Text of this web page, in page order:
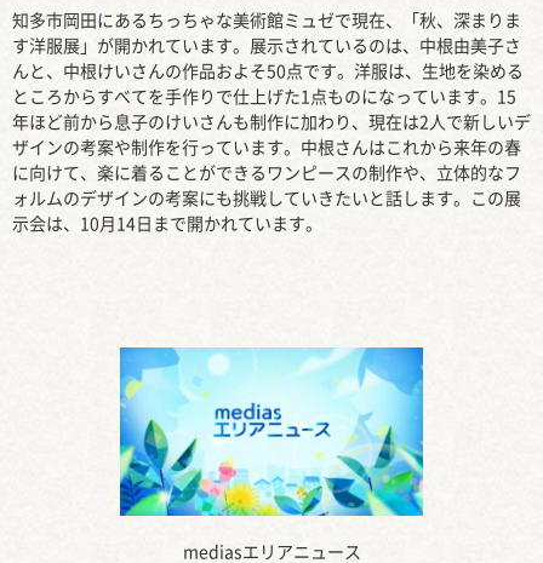
mediasエリアニュース
知多市岡田にあるちっちゃな美術館ミュゼで現在、「秋、深まりま
す洋服展」が開かれています。展示されているのは、中根由美子さ
んと、中根けいさんの作品およそ50点です。洋服は、生地を染める
ところからすべてを手作りで仕上げた1点ものになっています。15
年ほど前から息子のけいさんも制作に加わり、現在は2人で新しいデ
ザインの考案や制作を行っています。中根さんはこれから来年の春
に向けて、楽に着ることができるワンピースの制作や、立体的なフ
ォルムのデザインの考案にも挑戦していきたいと話します。この展
示会は、10月14日まで開かれています。